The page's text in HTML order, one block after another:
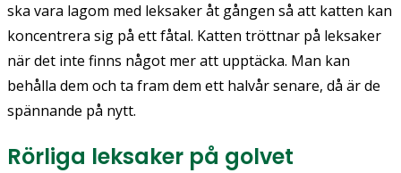
ska vara lagom med leksaker åt gången så att katten kan
koncentrera sig på ett fåtal. Katten tröttnar på leksaker
när det inte finns något mer att upptäcka. Man kan
behålla dem och ta fram dem ett halvår senare, då är de
spännande på nytt.
Rörliga leksaker på golvet